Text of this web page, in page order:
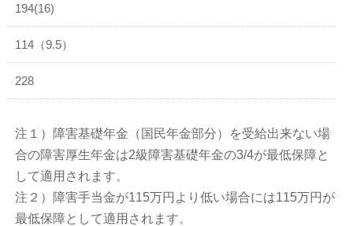
194(16)
114（9.5）
228
注１）障害基礎年金（国民年金部分）を受給出来ない場
合の障害厚生年金は2級障害基礎年金の3/4が最低保障と
して適用されます。
注２）障害手当金が115万円より低い場合には115万円が
最低保障として適用されます。